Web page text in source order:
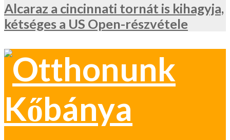
Alcaraz a cincinnati tornát is kihagyja,
kétséges a US Open-részvétele